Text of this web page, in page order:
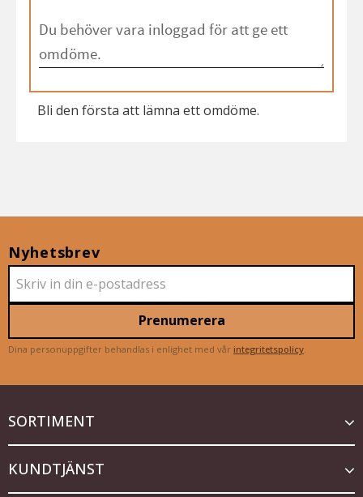
Bli den första att lämna ett omdöme.
Nyhetsbrev
Prenumerera
Dina personuppgifter behandlas i enlighet med vår integritetspolicy
SORTIMENT
KUNDTJÄNST